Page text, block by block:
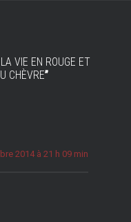
VIE EN ROUGE ET
CHÈVRE”
2014 à 21 h 09 min